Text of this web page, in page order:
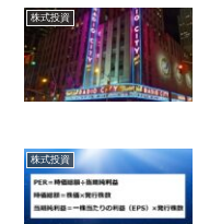
株式投資
株式投資